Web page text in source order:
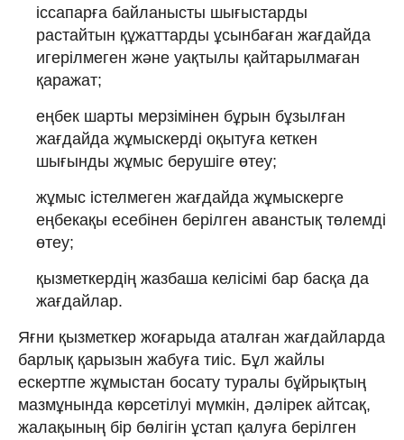
іссапарға байланысты шығыстарды
растайтын құжаттарды ұсынбаған жағдайда
игерілмеген және уақтылы қайтарылмаған
қаражат;
еңбек шарты мерзiмiнен бұрын бұзылған
жағдайда жұмыскердi оқытуға кеткен
шығынды жұмыс берушiге өтеу;
жұмыс істелмеген жағдайда жұмыскерге
еңбекақы есебінен берілген аванстық төлемді
өтеу;
қызметкердің жазбаша келісімі бар басқа да
жағдайлар.
Яғни қызметкер жоғарыда аталған жағдайларда
барлық қарызын жабуға тиіс. Бұл жайлы
ескертпе жұмыстан босату туралы бұйрықтың
мазмұнында көрсетілуі мүмкін, дәлірек айтсақ,
жалақының бір бөлігін ұстап қалуға берілген